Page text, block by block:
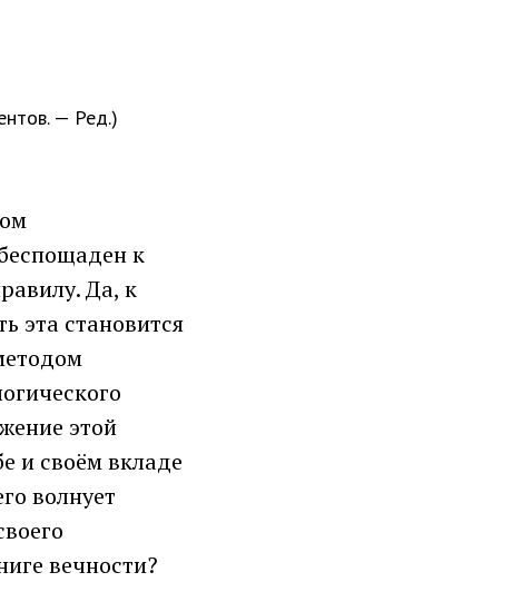
— Ред.)
к
Да, к
эта становится
этой
и своём вкладе
волнует
вечности?